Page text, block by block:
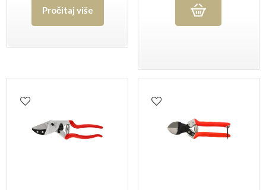
Pročitaj više